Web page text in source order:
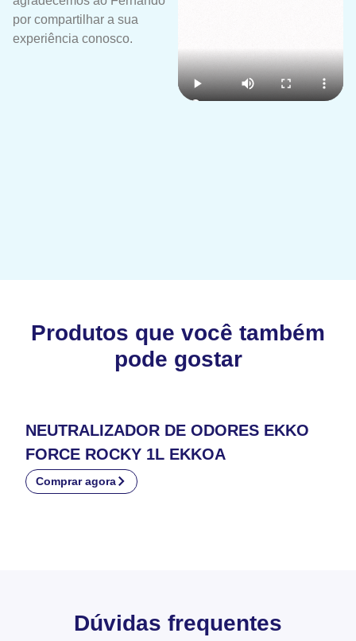
por compartilhar a sua
experiência conosco.
Produtos que você também
pode gostar
NEUTRALIZADOR DE ODORES EKKO
FORCE ROCKY 1L EKKOA
Comprar agora
Dúvidas frequentes